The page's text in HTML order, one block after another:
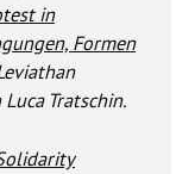
in
Formen
Tratschin.